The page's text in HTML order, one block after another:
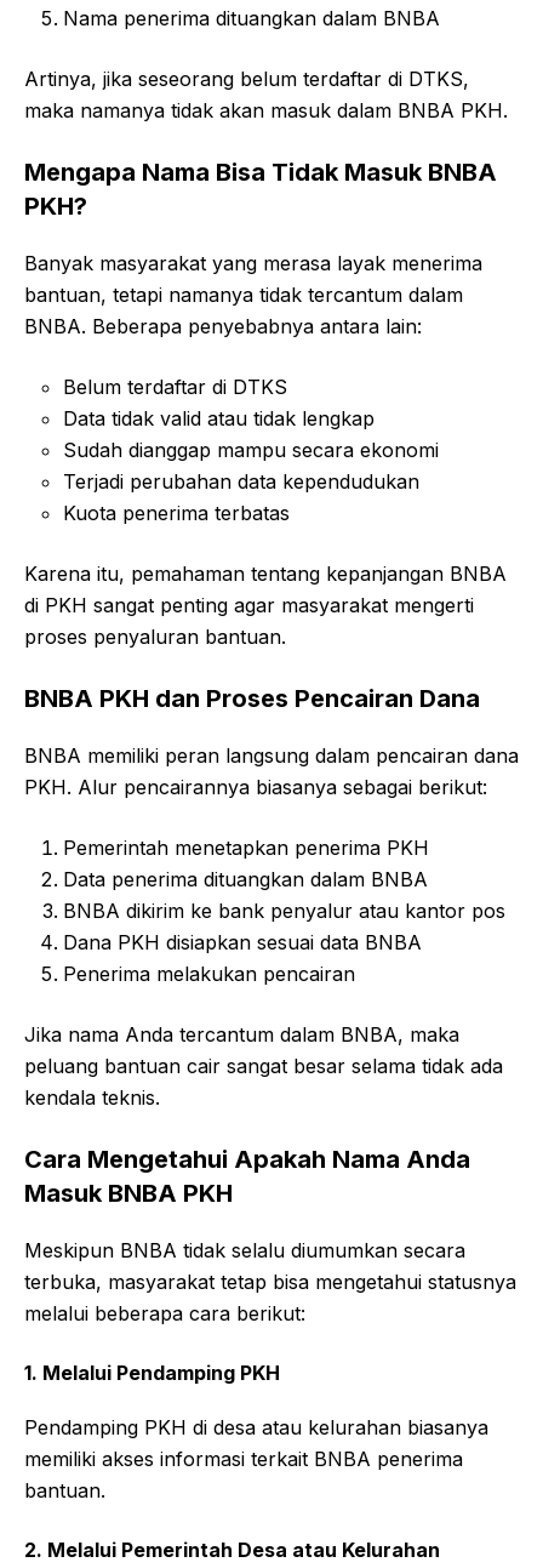
Nama penerima dituangkan dalam BNBA
Artinya, jika seseorang belum terdaftar di DTKS,
maka namanya tidak akan masuk dalam BNBA PKH.
Mengapa Nama Bisa Tidak Masuk BNBA
PKH?
Banyak masyarakat yang merasa layak menerima
bantuan, tetapi namanya tidak tercantum dalam
BNBA. Beberapa penyebabnya antara lain:
Belum terdaftar di DTKS
Data tidak valid atau tidak lengkap
Sudah dianggap mampu secara ekonomi
Terjadi perubahan data kependudukan
Kuota penerima terbatas
Karena itu, pemahaman tentang kepanjangan BNBA
di PKH sangat penting agar masyarakat mengerti
proses penyaluran bantuan.
BNBA PKH dan Proses Pencairan Dana
BNBA memiliki peran langsung dalam pencairan dana
PKH. Alur pencairannya biasanya sebagai berikut:
Pemerintah menetapkan penerima PKH
Data penerima dituangkan dalam BNBA
BNBA dikirim ke bank penyalur atau kantor pos
Dana PKH disiapkan sesuai data BNBA
Penerima melakukan pencairan
Jika nama Anda tercantum dalam BNBA, maka
peluang bantuan cair sangat besar selama tidak ada
kendala teknis.
Cara Mengetahui Apakah Nama Anda
Masuk BNBA PKH
Meskipun BNBA tidak selalu diumumkan secara
terbuka, masyarakat tetap bisa mengetahui statusnya
melalui beberapa cara berikut:
1. Melalui Pendamping PKH
Pendamping PKH di desa atau kelurahan biasanya
memiliki akses informasi terkait BNBA penerima
bantuan.
2. Melalui Pemerintah Desa atau Kelurahan